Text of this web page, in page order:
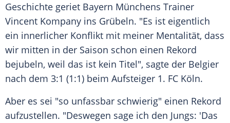
Geschichte geriet Bayern Münchens Trainer
Vincent Kompany ins Grübeln. "Es ist eigentlich
ein innerlicher Konflikt mit meiner Mentalität, dass
wir mitten in der Saison schon einen Rekord
bejubeln, weil das ist kein Titel", sagte der Belgier
nach dem 3:1 (1:1) beim Aufsteiger 1. FC Köln.
Aber es sei "so unfassbar schwierig" einen Rekord
aufzustellen. "Deswegen sage ich den Jungs: 'Das